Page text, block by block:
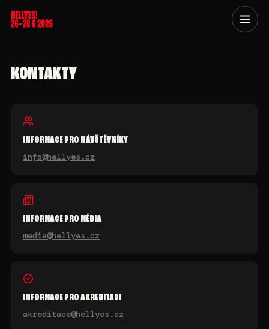
KONTAKTY
INFORMACE PRO NÁVŠTĚVNÍKY
info@hellyes.cz
INFORMACE PRO MÉDIA
media@hellyes.cz
INFORMACE PRO AKREDITACI
akreditace@hellyes.cz